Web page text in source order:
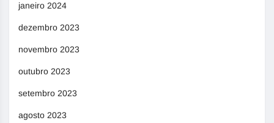
janeiro 2024
dezembro 2023
novembro 2023
outubro 2023
setembro 2023
agosto 2023